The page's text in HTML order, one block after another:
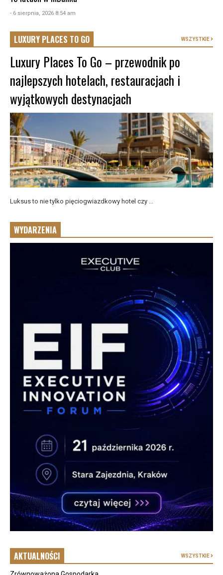
- 6 sierpnia, 2026 8:54 am
LUXURY PLACES TO GO WSZYSTKIE
Luxury Places To Go – przewodnik po
najlepszych hotelach, restauracjach i
wyjątkowych destynacjach
Luksus to nie tylko pięciogwiazdkowy hotel czy ...
WYDARZENIA
AKTUALNOŚCI WSZYSTKIE